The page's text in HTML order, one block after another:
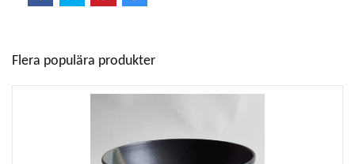
Flera populära produkter